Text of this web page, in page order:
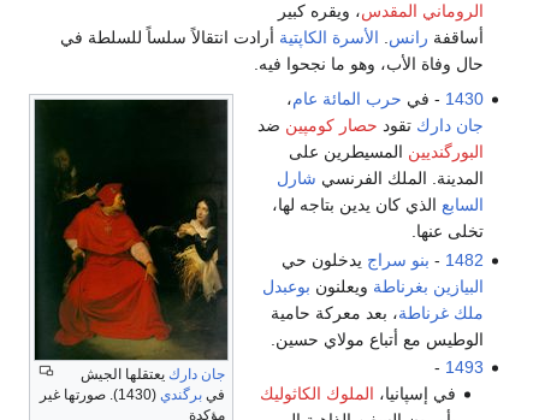
الروماني المقدس، ويقره كبير
أساقفة رانس الأسرة الكاپتية أرادت انتقالاً سلساً للسلطة في
حال وفاة الأب، وهو ما نجحوا فيه.
جان دارك يعتقلها الجيش
في برگندي
(1430). صورتها غير
مؤكدة
1430 - في حرب المائة عام،
جان دارك تقود حصار كومپين ضد
البورگنديين المسيطرين على
المدينة. الملك الفرنسي شارل
السابع الذي كان يدين بتاجه لها،
تخلى عنها.
1482
- بنو سراج يدخلون حي
البيازين بغرناطة ويعلنون بوعبدل
ملك غرناطة، بعد معركة حامية
الوطيس مع أتباع مولاي حسين.
1493
-
في إسپانيا، الملوك الكاثوليك